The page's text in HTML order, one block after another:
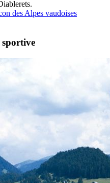
des Alpes vaudoises